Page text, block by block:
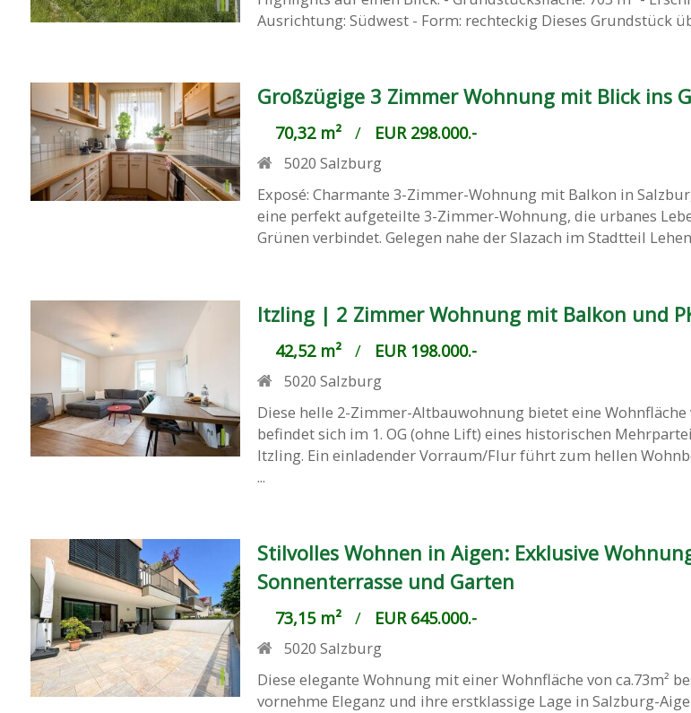
Ausrichtung: Südwest - Form: rechteckig Dieses Grundstück
Großzügige 3 Zimmer Wohnung mit Blick ins
70,32 m²/ EUR 298.000.-
5020 Salzburg
Exposé: Charmante 3-Zimmer-Wohnung mit Balkon in
eine perfekt aufgeteilte 3-Zimmer-Wohnung, die urbanes
Grünen verbindet. Gelegen nahe der Slazach im Stadtteil
Itzling | 2 Zimmer Wohnung mit Balkon und
42,52 m²/ EUR 198.000.-
5020 Salzburg
Diese helle 2-Zimmer-Altbauwohnung bietet eine Wohnfläche
befindet sich im 1. OG (ohne Lift) eines historischen
Itzling. Ein einladender Vorraum/Flur führt zum hellen
...
Stilvolles Wohnen in Aigen: Exklusive
Sonnenterrasse und Garten
73,15 m²/ EUR 645.000.-
5020 Salzburg
Diese elegante Wohnung mit einer Wohnfläche von ca.73m²
vornehme Eleganz und ihre erstklassige Lage in Salzburg-